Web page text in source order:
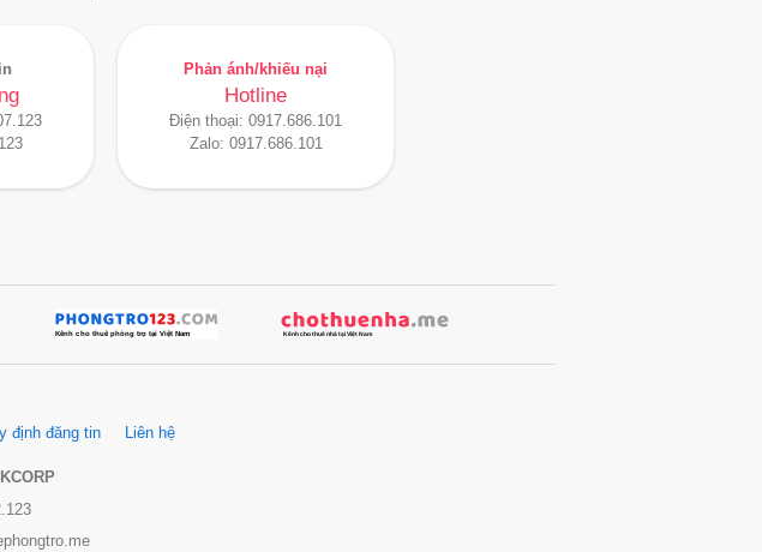
Phản ánh/khiếu nại
Hotline
Điện thoại: 0917.686.101
Zalo: 0917.686.101
định đăng tin Liên hệ